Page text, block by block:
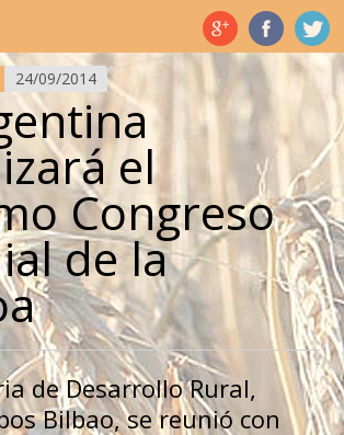
24/09/2014
el
Congreso
de la
de Desarrollo Rural,
Bilbao, se reunió con